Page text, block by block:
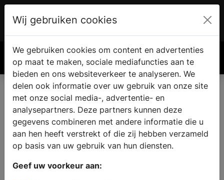
€ 0.00
Keukens in Sittard
Zoekt u een keukenzaak voor een nieuwe keuken in
Sittard ? In de showroom kunt u kiezen uit
verschillende keukenstijlen: een moderne keuken, een
Wij gebruiken cookies
We gebruiken cookies om content en advertenties
op maat te maken, sociale mediafuncties aan te
bieden en ons websiteverkeer te analyseren. We
delen ook informatie over uw gebruik van onze site
met onze social media-, advertentie- en
analysepartners. Deze partners kunnen deze
gegevens combineren met andere informatie die u
aan hen heeft verstrekt of die zij hebben verzameld
op basis van uw gebruik van hun diensten.
Geef uw voorkeur aan: